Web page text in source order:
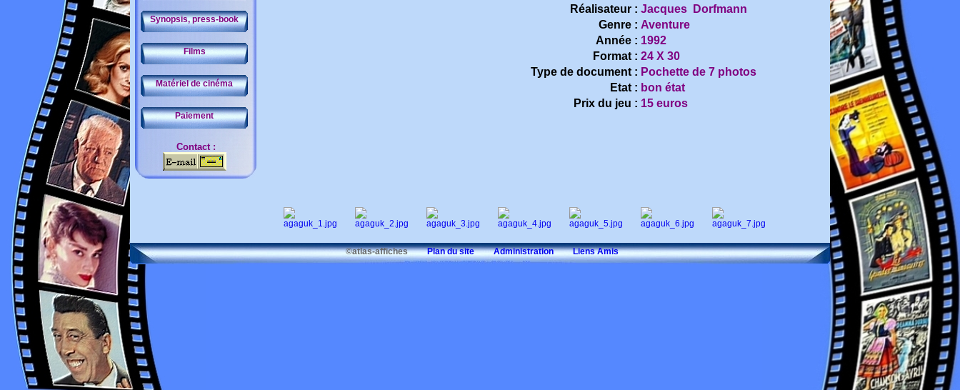
Synopsis, press-book
Films
Matériel de cinéma
Paiement
Contact :
Réalisateur : Jacques Dorfmann
Genre : Aventure
Année : 1992
Format : 24 X 30
Type de document : Pochette de 7 photos
Etat : bon état
Prix du jeu : 15 euros
©atlas-affiches Plan du site Administration Liens Amis